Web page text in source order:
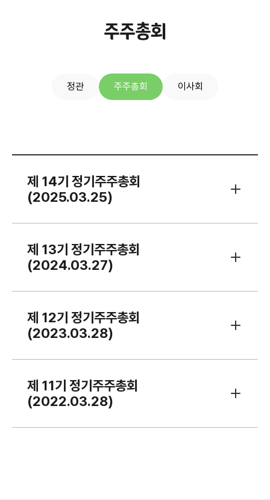
주주총회
정관 주주총회 이사회
제 14기 정기주주총회
(2025.03.25)
제 13기 정기주주총회
(2024.03.27)
제 12기 정기주주총회
(2023.03.28)
제 11기 정기주주총회
(2022.03.28)